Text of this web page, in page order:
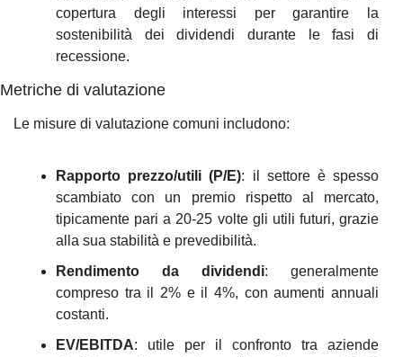
copertura degli interessi per garantire la
sostenibilità dei dividendi durante le fasi di
recessione.
Metriche di valutazione
Le misure di valutazione comuni includono:
Rapporto prezzo/utili (P/E): il settore è spesso
scambiato con un premio rispetto al mercato,
tipicamente pari a 20-25 volte gli utili futuri, grazie
alla sua stabilità e prevedibilità.
Rendimento da dividendi: generalmente
compreso tra il 2% e il 4%, con aumenti annuali
costanti.
EV/EBITDA: utile per il confronto tra aziende